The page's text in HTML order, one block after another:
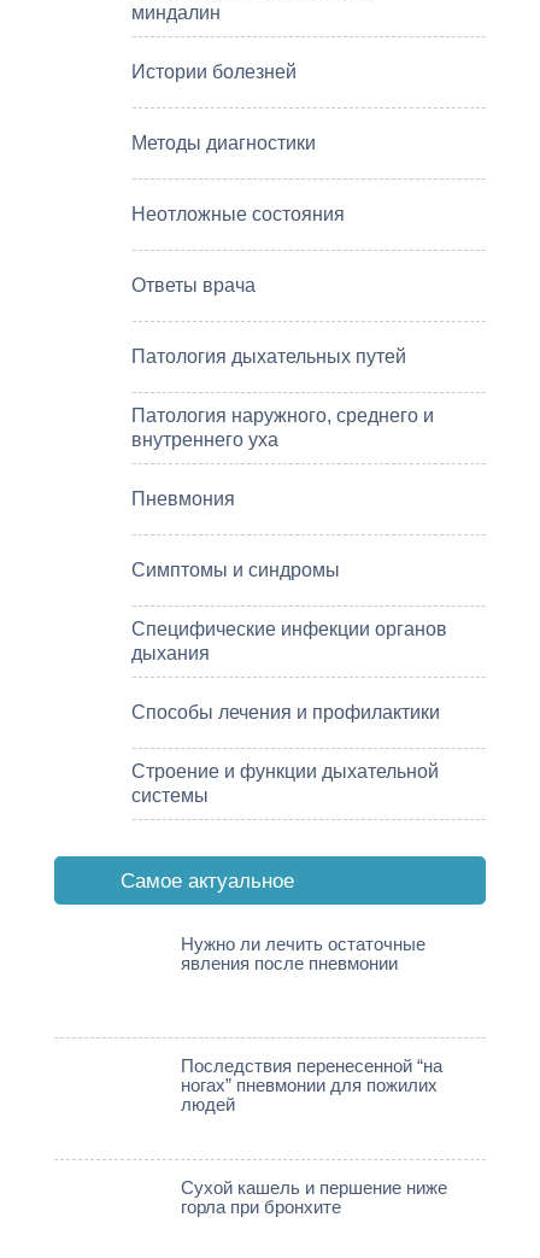
миндалин
Истории болезней
Методы диагностики
Неотложные состояния
Ответы врача
Патология дыхательных путей
Патология наружного, среднего и
внутреннего уха
Пневмония
Симптомы и синдромы
Специфические инфекции органов
дыхания
Способы лечения и профилактики
Строение и функции дыхательной
системы
Cамое актуальное
Нужно ли лечить остаточные
явления после пневмонии
Последствия перенесенной “на
ногах” пневмонии для пожилих
людей
Сухой кашель и першение ниже
горла при бронхите